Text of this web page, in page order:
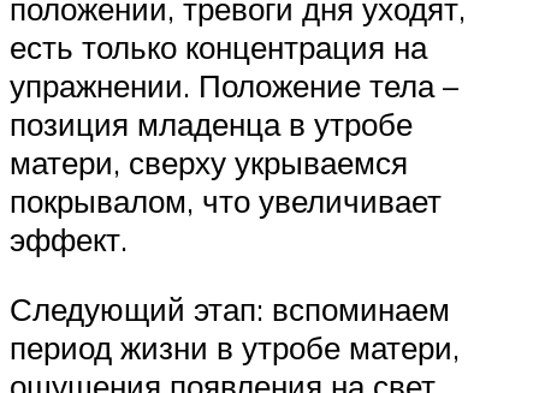
положении, тревоги дня уходят,
есть только концентрация на
упражнении. Положение тела –
позиция младенца в утробе
матери, сверху укрываемся
покрывалом, что увеличивает
эффект.
Следующий этап: вспоминаем
период жизни в утробе матери,